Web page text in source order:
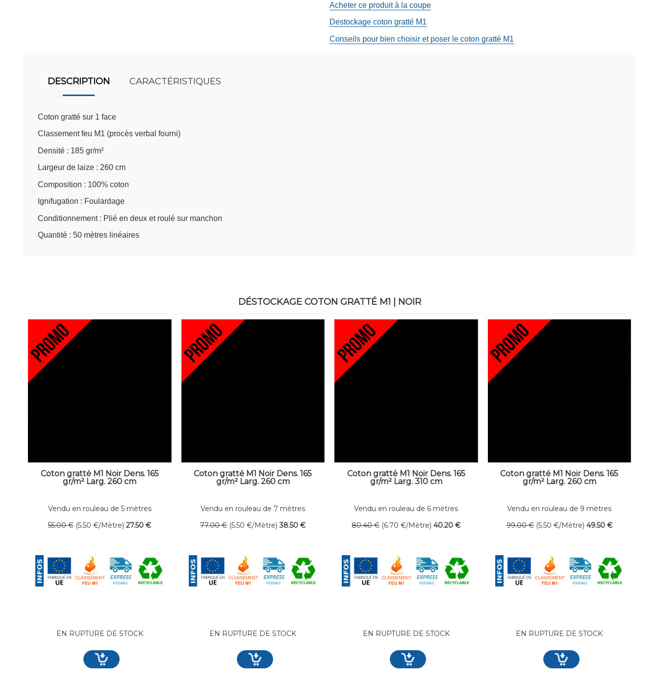
Acheter ce produit à la coupe
Destockage coton gratté M1
Conseils pour bien choisir et poser le coton gratté M1
DESCRIPTION CARACTÉRISTIQUES
Coton gratté sur 1 face
Classement feu M1 (procès verbal fourni)
Densité : 185 gr/m²
Largeur de laize : 260 cm
Composition : 100% coton
Ignifugation : Foulardage
Conditionnement : Plié en deux et roulé sur manchon
Quantité : 50 mètres linéaires
DÉSTOCKAGE COTON GRATTÉ M1 | NOIR
Coton gratté M1 Noir Dens. 165
gr/m² Larg. 260 cm
Vendu en rouleau de 5 mètres
55.00 € (5.50€/Mètre) 27.50 €
EN RUPTURE DE STOCK
Coton gratté M1 Noir Dens. 165
gr/m² Larg. 260 cm
Vendu en rouleau de 7 mètres
77.00 € (5.50€/Mètre) 38.50 €
EN RUPTURE DE STOCK
Coton gratté M1 Noir Dens. 165
gr/m² Larg. 310 cm
Vendu en rouleau de 6 mètres
80.40 € (6.70€/Mètre) 40.20 €
EN RUPTURE DE STOCK
Coton gratté M1 Noir Dens. 165
gr/m² Larg. 260 cm
Vendu en rouleau de 9 mètres
99.00 € (5.50 €/Mètre) 49.50 €
EN RUPTURE DE STOCK